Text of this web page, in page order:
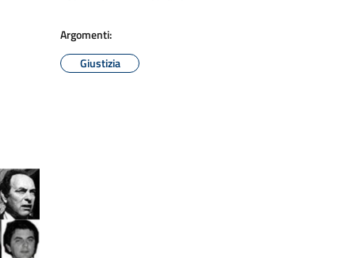
Argomenti:
Giustizia